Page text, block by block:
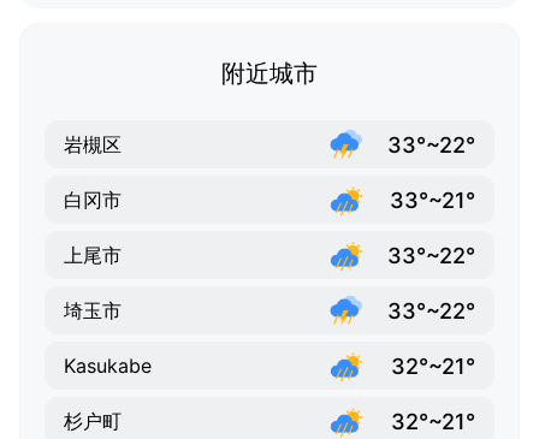
附近城市
岩槻区 33°~22°
白冈市 33°~21°
上尾市 33°~22°
埼玉市 33°~22°
Kasukabe 32°~21°
杉户町 32°~21°